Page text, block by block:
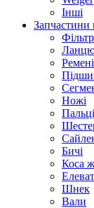
Інші
Запчастини
Ремені
Ножі
Пальці
Бичі
Коса
Шнек
Вали